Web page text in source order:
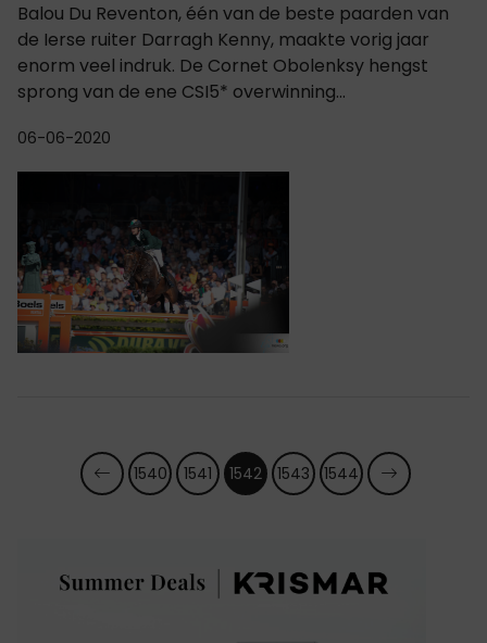
Balou Du Reventon, één van de beste paarden van
de Ierse ruiter Darragh Kenny, maakte vorig jaar
enorm veel indruk. De Cornet Obolenksy hengst
sprong van de ene CSI5* overwinning...
06-06-2020
1540 1541 1542 1543 1544